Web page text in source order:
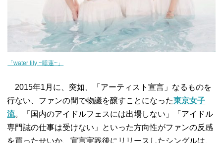
「water lily ~睡蓮~」
2015年1月に、突如、「アーティスト宣言」なるものを
行ない、ファンの間で物議を醸すことになった東京女子
流。「国内のアイドルフェスには出場しない」「アイドル
専門誌の仕事は受けない」といった方向性がファンの反感
を買ったせいか、宣言実践後にリリースしたシングルは、